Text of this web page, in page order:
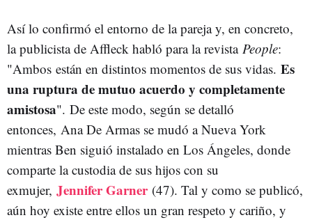
Así lo confirmó el entorno de la pareja y, en concreto,
la publicista de Affleck habló para la revista People:
"Ambos están en distintos momentos de sus vidas. Es
una ruptura de mutuo acuerdo y completamente
amistosa". De este modo, según se detalló
entonces, Ana De Armas se mudó a Nueva York
mientras Ben siguió instalado en Los Ángeles, donde
comparte la custodia de sus hijos con su
exmujer, Jennifer Garner (47). Tal y como se publicó,
aún hoy existe entre ellos un gran respeto y cariño, y